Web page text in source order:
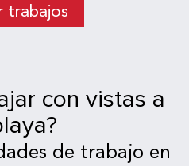
trabajos
con vistas a
de trabajo en